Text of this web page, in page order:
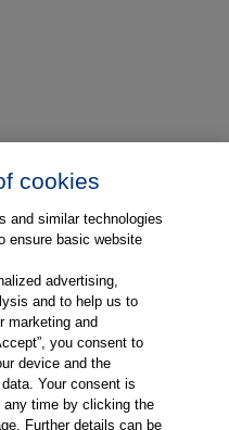
cookies
and similar technologies
ensure basic website
advertising,
and to help us to
marketing and
you consent to
device and the
Your consent is
time by clicking the
Further details can be